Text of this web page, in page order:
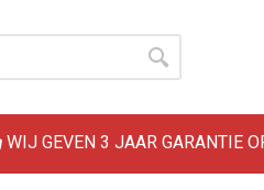
WIJ GEVEN 3 JAAR GARANTIE